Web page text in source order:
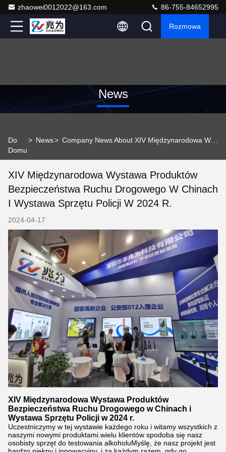
zhaowei0012022@163.com 86-755-84652995
Rozmowa
News
Do
Domu
> News>
XIV Międzynarodowa Wystawa Produktów
Bezpieczeństwa Ruchu Drogowego W Chinach
I Wystawa Sprzętu Policji W 2024 R.
2024-04-17
XIV Międzynarodowa Wystawa Produktów
Bezpieczeństwa Ruchu Drogowego w Chinach i
Wystawa Sprzętu Policji w 2024 r.
Uczestniczymy w tej wystawie każdego roku i witamy wszystkich z
naszymi nowymi produktami.wielu klientów spodoba się nasz
osobisty sprzęt do testowania alkoholuMyślę, że nasz projekt jest